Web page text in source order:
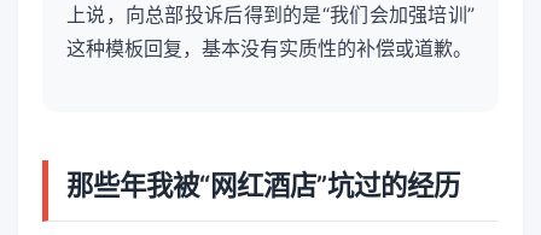
上说，向总部投诉后得到的是“我们会加强培训”
这种模板回复，基本没有实质性的补偿或道歉。
那些年我被“网红酒店”坑过的经历